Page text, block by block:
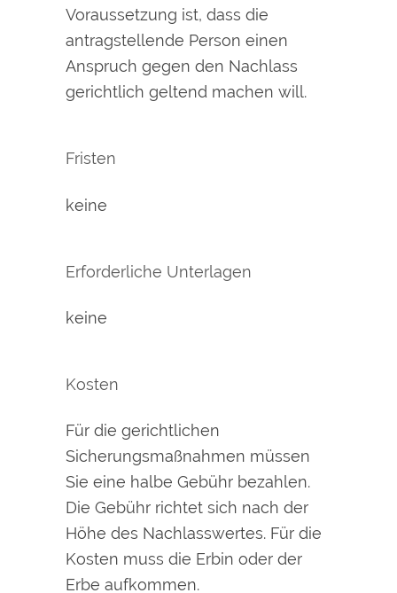
Voraussetzung ist, dass die
antragstellende Person einen
Anspruch gegen den Nachlass
gerichtlich geltend machen will.
Fristen
keine
Erforderliche Unterlagen
keine
Kosten
Für die gerichtlichen
Sicherungsmaßnahmen müssen
Sie eine halbe Gebühr bezahlen.
Die Gebühr richtet sich nach der
Höhe des Nachlasswertes. Für die
Kosten muss die Erbin oder der
Erbe aufkommen.